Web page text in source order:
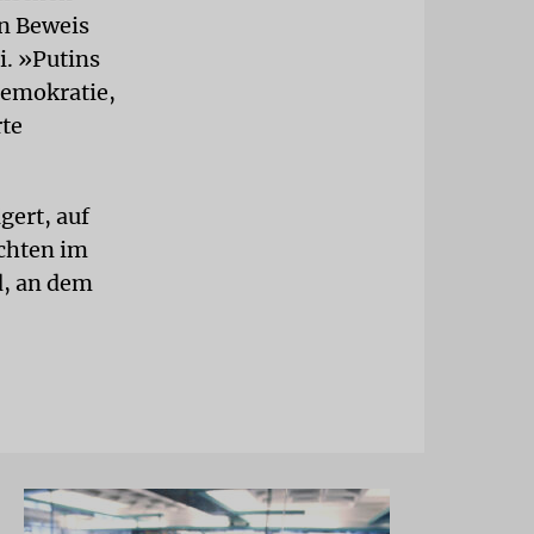
Beweis
»Putins
auf
im
an dem